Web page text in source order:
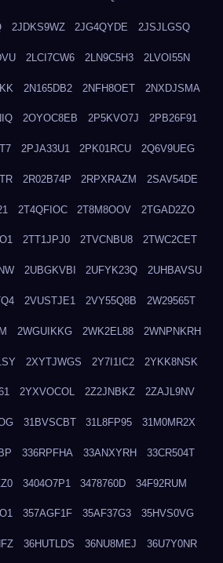
2JDKS9WZ 2JG4QYDE 2JSJLGSQ
2LCI7CW6 2LN9C5H3 2LVOI55N
2N165DB2 2NFH8OET 2NXDJSMA
2OYOC8EB 2P5KVO7J 2PB26F91
2PJA33U1 2PK01RCU 2Q6V9UEG
2R02B74P 2RPXRAZM 2SAV54DE
2T4QFIOC 2T8M8OOV 2TGAD2ZO
2TT1JPJ0 2TVCNBU8 2TWC2CET
2UBGKVBI 2UFYK23Q 2UHBAVSU
2VUSTJE1 2VY55Q8B 2W29565T
2WGUIKKG 2WK2EL88 2WNPNKRH
2XYTJWGS 2Y7I1IC2 2YKK8NSK
2YXVOCOL 2Z2JNBKZ 2ZAJL9NV
31BVSCBT 31L8FP95 31M0MR2X
336RPFHA 33ANXYRH 33CR504T
3404O7P1 3478760D 34F92RUM
357AGF1F 35AF37G3 35HVS0VG
36HUTLDS 36NU8MEJ 36U7Y0NR